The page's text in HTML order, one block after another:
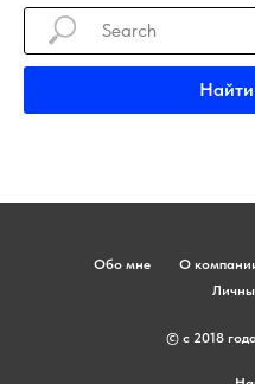
Обо мне О
© с 2018